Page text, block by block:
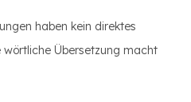
haben kein direktes
wörtliche Übersetzung macht